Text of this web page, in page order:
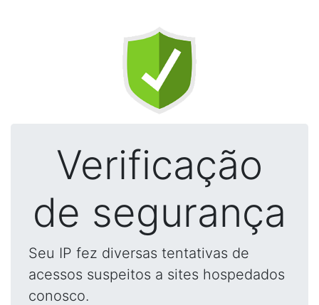
Verificação
de segurança
Seu IP fez diversas tentativas de
acessos suspeitos a sites hospedados
conosco.